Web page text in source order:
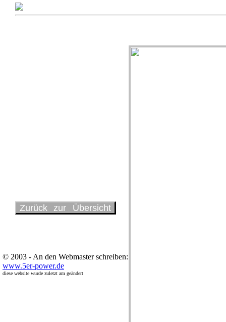
Zurück zur Übersicht
© 2003 - An den Webmaster schreiben:
www.5er-power.de
diese website wurde zuletzt am geändert